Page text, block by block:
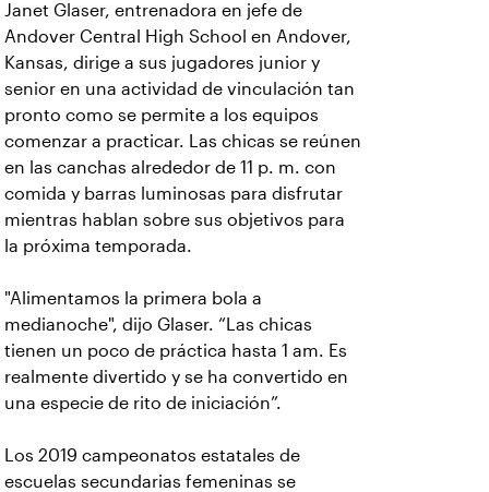
Janet Glaser, entrenadora en jefe de
Andover Central High School en Andover,
Kansas, dirige a sus jugadores junior y
senior en una actividad de vinculación tan
pronto como se permite a los equipos
comenzar a practicar. Las chicas se reúnen
en las canchas alrededor de 11 p. m. con
comida y barras luminosas para disfrutar
mientras hablan sobre sus objetivos para
la próxima temporada.
"Alimentamos la primera bola a
medianoche", dijo Glaser. “Las chicas
tienen un poco de práctica hasta 1 am. Es
realmente divertido y se ha convertido en
una especie de rito de iniciación”.
Los 2019 campeonatos estatales de
escuelas secundarias femeninas se